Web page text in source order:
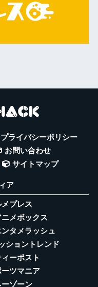
プライバシーポリシー
お問い合わせ
サイトマップ
ア
プレス
メボックス
タメラッシュ
ショントレンド
ーポスト
ツマニア
ゾーン